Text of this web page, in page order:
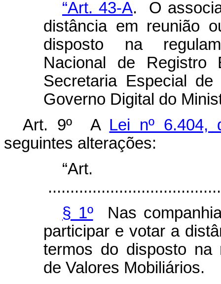
“Art. 43-A. O
distância em reunião
disposto na
Nacional de Registro
Secretaria Especial
Governo Digital do
Art. 9º A Lei nº 6.404,
seguintes alterações:
§ 1ºNas
participar e votar a
termos do disposto na
de Valores Mobiliários.